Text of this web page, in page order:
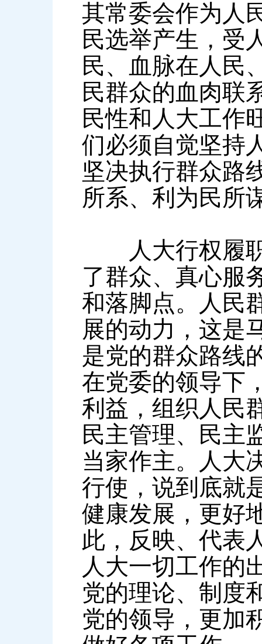
其常委会作为人
民选举产生，受
民、血脉在人民
民群众的血肉联
民性和人大工作
们必须自觉坚持
坚决执行群众路
所系、利为民所
人大行权履职
了群众、真心服
和落脚点。人民
展的动力，这是
是党的群众路线
在党委的领导下
利益，组织人民
民主管理、民主
当家作主。人大
行使，说到底就
健康发展，更好
此，反映、代表
人大一切工作的
党的理论、制度
党的领导，更加